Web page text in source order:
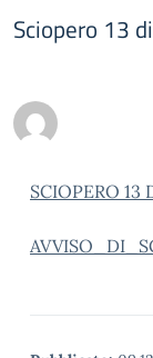
Sciopero 13
SCIOPERO 13